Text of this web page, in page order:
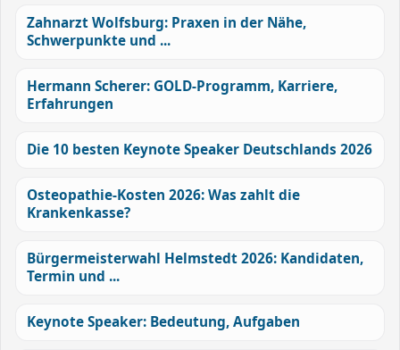
Zahnarzt Wolfsburg: Praxen in der Nähe,
Schwerpunkte und ...
Hermann Scherer: GOLD-Programm, Karriere,
Erfahrungen
Die 10 besten Keynote Speaker Deutschlands 2026
Osteopathie-Kosten 2026: Was zahlt die
Krankenkasse?
Bürgermeisterwahl Helmstedt 2026: Kandidaten,
Termin und ...
Keynote Speaker: Bedeutung, Aufgaben